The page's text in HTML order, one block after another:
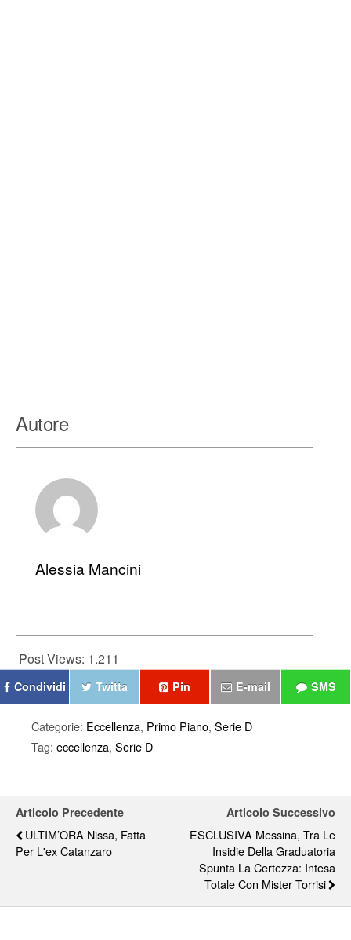
Autore
Alessia Mancini
Post Views: 1.211
Condividi Twitta Pin E-mail SMS
Categorie: Eccellenza, Primo Piano, Serie D
Tag: eccellenza, Serie D
Articolo Precedente
ULTIM’ORA Nissa, Fatta
Per L'ex Catanzaro
Articolo Successivo
ESCLUSIVA Messina, Tra Le
Insidie Della Graduatoria
Spunta La Certezza: Intesa
Totale Con Mister Torrisi